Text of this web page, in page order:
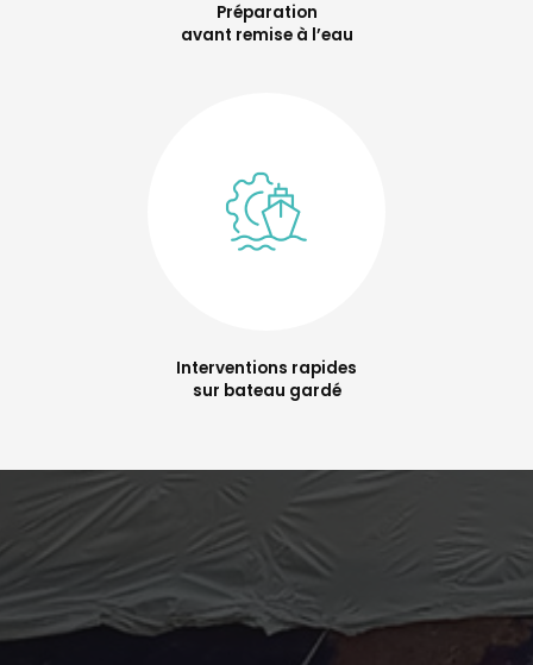
Préparation
avant remise à l’eau
Interventions rapides
sur bateau gardé